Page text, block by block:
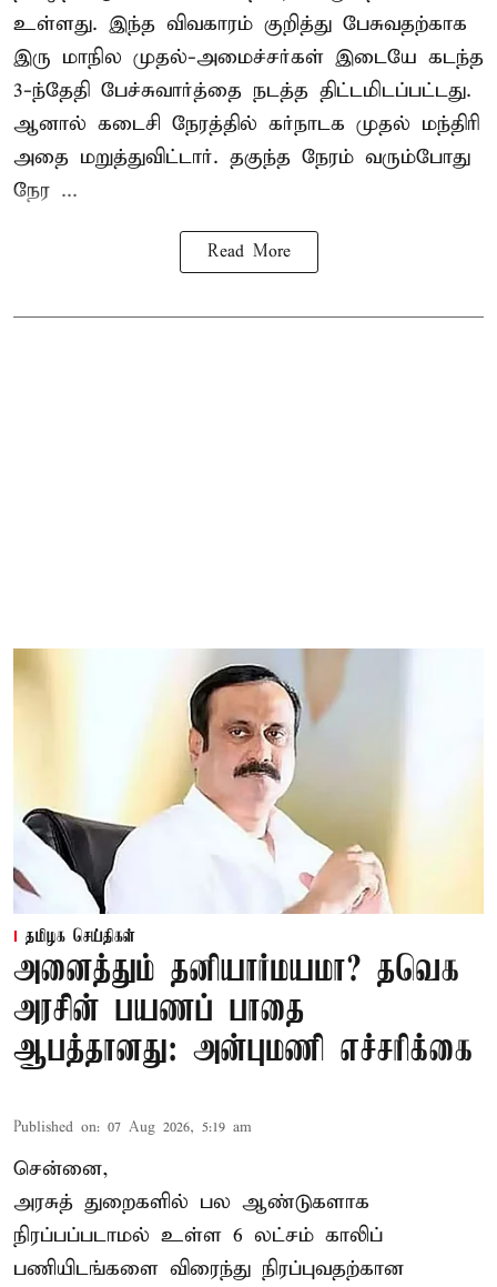
உள்ளது. இந்த விவகாரம் குறித்து பேசுவதற்காக
இரு மாநில முதல்-அமைச்சர்கள் இடையே கடந்த
3-ந்தேதி பேச்சுவார்த்தை நடத்த திட்டமிடப்பட்டது.
ஆனால் கடைசி நேரத்தில் கர்நாடக முதல் மந்திரி
அதை மறுத்துவிட்டார். தகுந்த நேரம் வரும்போது
நேர ...
Read More
தமிழக செய்திகள்
அனைத்தும் தனியார்மயமா? தவெக
அரசின் பயணப் பாதை
ஆபத்தானது: அன்புமணி எச்சரிக்கை
Published on: 07 Aug 2026, 5:19 am
சென்னை,
அரசுத் துறைகளில் பல ஆண்டுகளாக
நிரப்பப்படாமல் உள்ள 6 லட்சம் காலிப்
பணியிடங்களை விரைந்து நிரப்புவதற்கான